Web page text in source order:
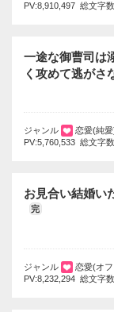
PV:8,910,497 総文字
一途な御曹司は
く攻めて逃がさ
ジャンル
恋愛(純
PV:5,760,533 総文字
お見合い結婚い
完
ジャンル
恋愛(オ
PV:8,232,294 総文字